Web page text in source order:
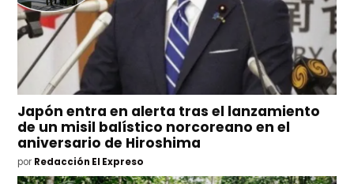
Japón entra en alerta tras el lanzamiento
de un misil balístico norcoreano en el
aniversario de Hiroshima
por Redacción El Expreso